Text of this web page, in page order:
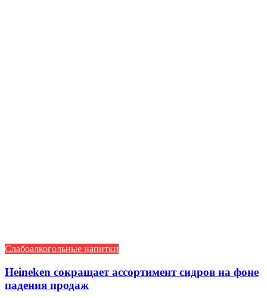
Слабоалкогольные напитки
Heineken сокращает ассортимент сидров на фоне
падения продаж